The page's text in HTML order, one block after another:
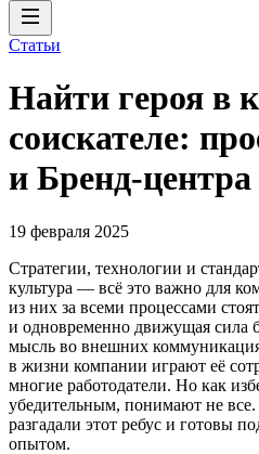
Статьи
Найти героя в
соискателе:
и Бренд-
19 февраля 2025
Стратегии, технологии и
культура — всё это важно для
из них за всеми процессами
и одновременно движущая сила
мысль во внешних
в жизни компании играют её
многие работодатели. Но как
убедительным, понимают не
разгадали этот ребус и готовы
опытом.